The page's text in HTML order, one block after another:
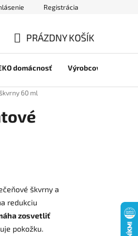
Registrácia
KOŠÍK
PRÁZDNY KOŠÍK
domácnosť Výrobcovia
60 ml
škvrny a
redukciu
zosvetliť
pokožku.